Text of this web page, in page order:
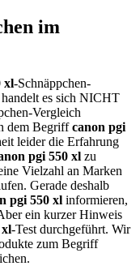
im
xl-Schnäppchen-
es sich NICHT
Vergleich
dem Begriffcanon pgi
leider die Erfahrung
pgi 550 xl zu
Vielzahl an Marken
Gerade deshalb
pgi 550 xl informieren,
ein kurzer Hinweis
xl-Test durchgeführt. Wir
zum Begriff